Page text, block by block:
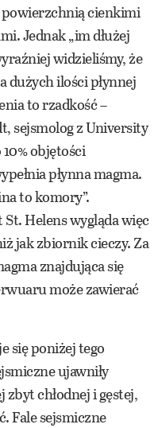
powierzchnią cienkimi
Jednak „im dłużej
widzieliśmy, że
dużych ilości płynnej
to rzadkość –
sejsmolog z University
objętości
płynna magma.
to komory”.
Helens wygląda więc
jak zbiornik cieczy. Za
znajdująca się
może zawierać
się poniżej tego
ujawniły
chłodnej i gęstej,
Fale sejsmiczne